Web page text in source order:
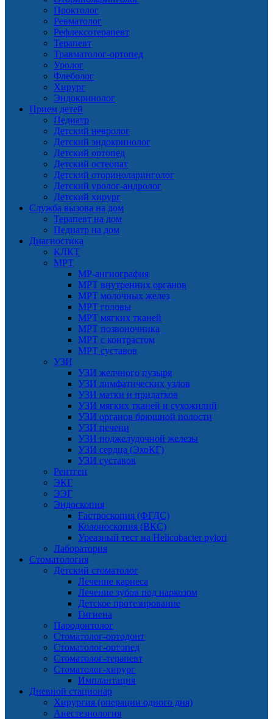
Проктолог
Ревматолог
Рефлексотерапевт
Терапевт
Травматолог-ортопед
Уролог
Флеболог
Хирург
Эндокринолог
Прием детей
Педиатр
Детский невролог
Детский эндокринолог
Детский ортопед
Детский остеопат
Детский оториноларинголог
Детский уролог-андролог
Детский хирург
Служба вызова на дом
Терапевт на дом
Педиатр на дом
Диагностика
КЛКТ
МРТ
МР-ангиография
МРТ внутренних органов
МРТ молочных желез
МРТ головы
МРТ мягких тканей
МРТ позвоночника
МРТ с контрастом
МРТ суставов
УЗИ
УЗИ желчного пузыря
УЗИ лимфатических узлов
УЗИ матки и придатков
УЗИ мягких тканей и сухожилий
УЗИ органов брюшной полости
УЗИ печени
УЗИ поджелудочной железы
УЗИ сердца (ЭхоКГ)
УЗИ суставов
Рентген
ЭКГ
ЭЭГ
Эндоскопия
Гастроскопия (ФГДС)
Колоноскопия (ВКС)
Уреазный тест на Helicobacter pylori
Лаборатория
Стоматология
Детский стоматолог
Лечение кариеса
Лечение зубов под наркозом
Детское протезирование
Гигиена
Пародонтолог
Стоматолог-ортодонт
Стоматолог-ортопед
Стоматолог-терапевт
Стоматолог-хирург
Имплантация
Дневной стационар
Хирургия (операции одного дня)
Анестезиология